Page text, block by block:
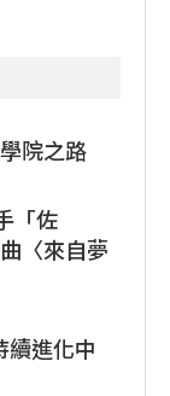
院之路
「佐
〈來自夢
續進化中